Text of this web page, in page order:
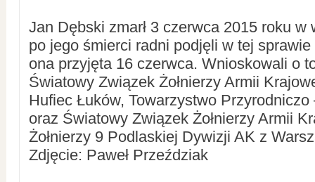
Jan Dębski zmarł 3 czerwca 2015 roku w
po jego śmierci radni podjęli w tej sprawie
ona przyjęta 16 czerwca. Wnioskowali o
Światowy Związek Żołnierzy Armii
Hufiec Łuków, Towarzystwo
oraz Światowy Związek Żołnierzy Armii
Żołnierzy 9 Podlaskiej Dywizji AK z
Zdjęcie: Paweł Przeździak